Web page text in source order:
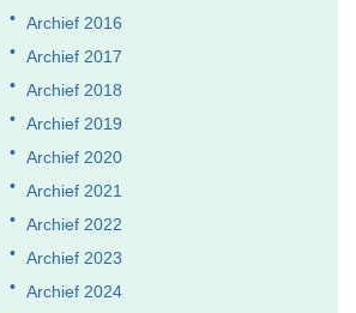
Archief 2016
Archief 2017
Archief 2018
Archief 2019
Archief 2020
Archief 2021
Archief 2022
Archief 2023
Archief 2024